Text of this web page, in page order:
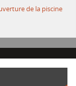
de la piscine